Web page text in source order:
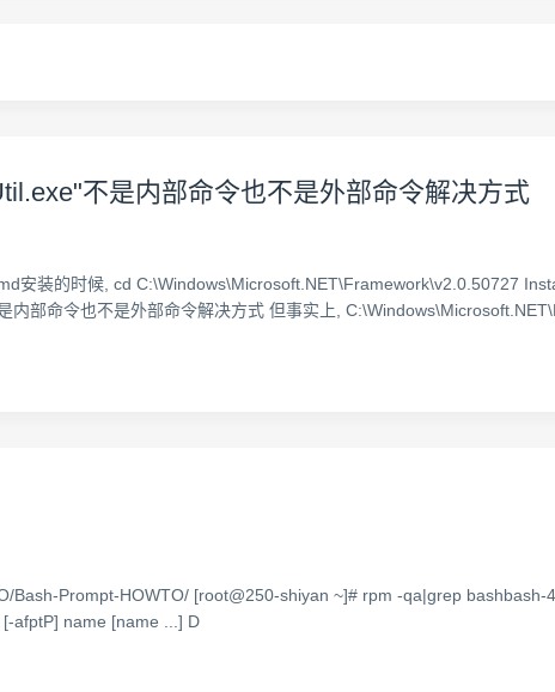
不是内部命令也不是外部命令解决方式
安装的时候, cd C:\Windows\Microsoft.NET\Framework\v2.0.50727
部命令也不是外部命令解决方式 但事实上,
Bash-Prompt-HOWTO/ [root@250-shiyan ~]# rpm -qa|grep
afptP] name [name ...] D